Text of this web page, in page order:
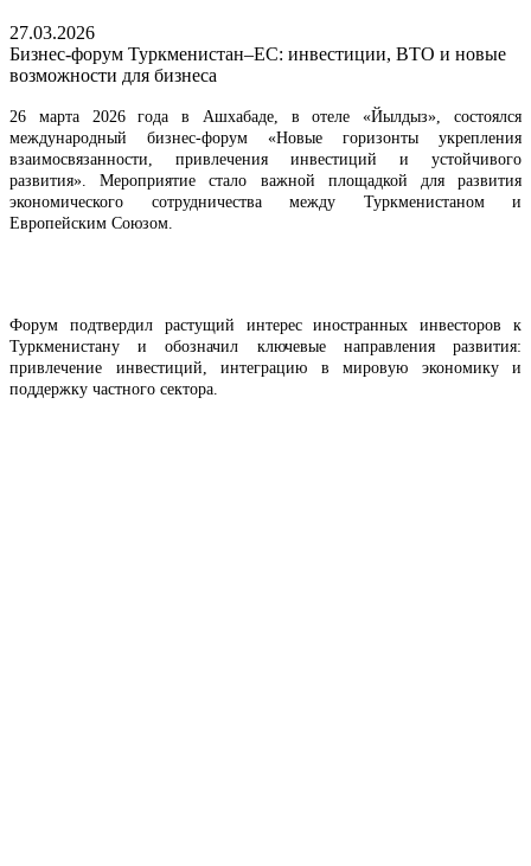
27.03.2026
Бизнес-форум Туркменистан–ЕС: инвестиции, ВТО и новые
возможности для бизнеса
26 марта 2026 года в Ашхабаде, в отеле «Йылдыз», состоялся
международный бизнес-форум «Новые горизонты укрепления
взаимосвязанности, привлечения инвестиций и устойчивого
развития». Мероприятие стало важной площадкой для развития
экономического сотрудничества между Туркменистаном и
Европейским Союзом.
Форум подтвердил растущий интерес иностранных инвесторов к
Туркменистану и обозначил ключевые направления развития:
привлечение инвестиций, интеграцию в мировую экономику и
поддержку частного сектора.